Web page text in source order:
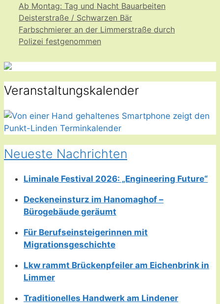
Ab Montag: Tag und Nacht Bauarbeiten
Deisterstraße / Schwarzen Bär
Farbschmierer an der Limmerstraße durch
Polizei festgenommen
Veranstaltungskalender
Neueste Nachrichten
Liminale Festival 2026: „Engineering Future“
Deckeneinsturz im Hanomaghof –
Bürogebäude geräumt
Für Berufseinsteigerinnen mit
Migrationsgeschichte
Lkw rammt Brückenpfeiler am Eichenbrink in
Limmer
Traditionelles Handwerk am Lindener